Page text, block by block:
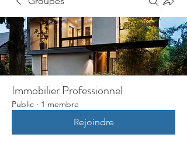
Immobilier Professionnel
Public · 1 membre
Rejoindre